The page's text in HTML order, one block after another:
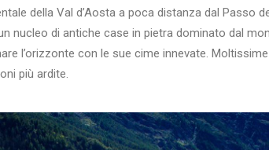
della Val d’Aosta a poca distanza dal Passo
nucleo di antiche case in pietra dominato dal
l’orizzonte con le sue cime innevate.
più ardite.